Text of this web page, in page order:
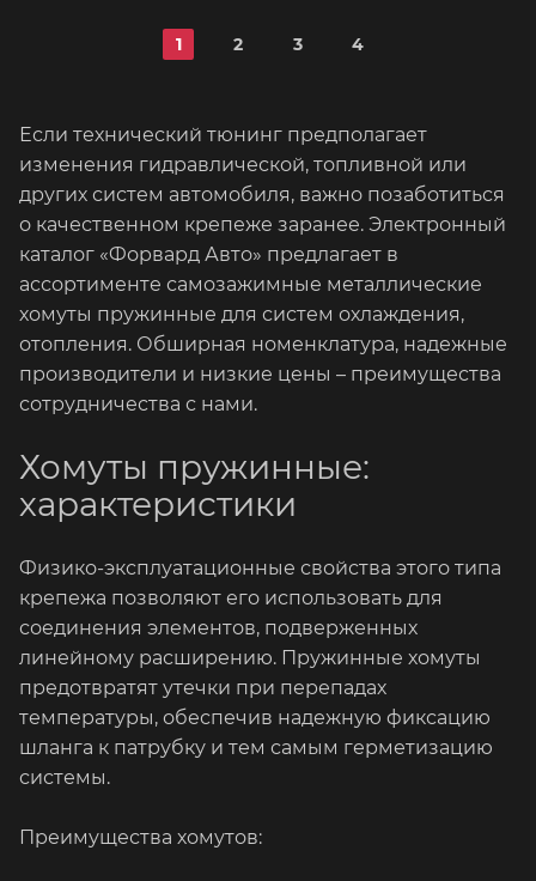
1 2 3 4
Если технический тюнинг предполагает
изменения гидравлической, топливной или
других систем автомобиля, важно позаботиться
о качественном крепеже заранее. Электронный
каталог «Форвард Авто» предлагает в
ассортименте самозажимные металлические
хомуты пружинные для систем охлаждения,
отопления. Обширная номенклатура, надежные
производители и низкие цены – преимущества
сотрудничества с нами.
Хомуты пружинные:
характеристики
Физико-эксплуатационные свойства этого типа
крепежа позволяют его использовать для
соединения элементов, подверженных
линейному расширению. Пружинные хомуты
предотвратят утечки при перепадах
температуры, обеспечив надежную фиксацию
шланга к патрубку и тем самым герметизацию
системы.
Преимущества хомутов: